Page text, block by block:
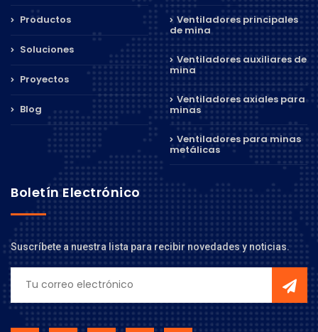
Productos
Soluciones
Proyectos
Blog
Ventiladores principales
de mina
Ventiladores auxiliares de
mina
Ventiladores axiales para
minas
Ventiladores para minas
metálicas
Boletín Electrónico
Suscríbete a nuestra lista para recibir novedades y noticias.